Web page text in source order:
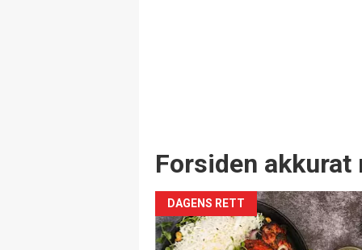
Forsiden akkurat
DAGENS RETT